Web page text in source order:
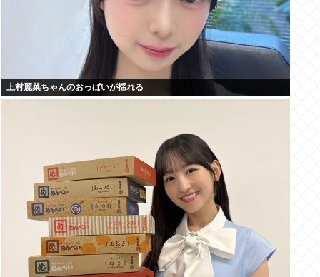
上村麗菜ちゃんのおっぱいが揺れる